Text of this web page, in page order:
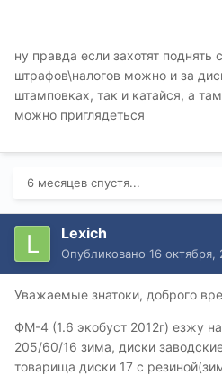
ну правда если захотят поднять
штрафов\налогов можно и за
штамповках, так и катайся, а
можно приглядеться
6 месяцев спустя...
Lexich
Опубликовано 16 октября,
Уважаемые знатоки, доброго
ФМ-4 (1.6 экобуст 2012г) езжу
205/60/16 зима, диски
товарища диски 17 с